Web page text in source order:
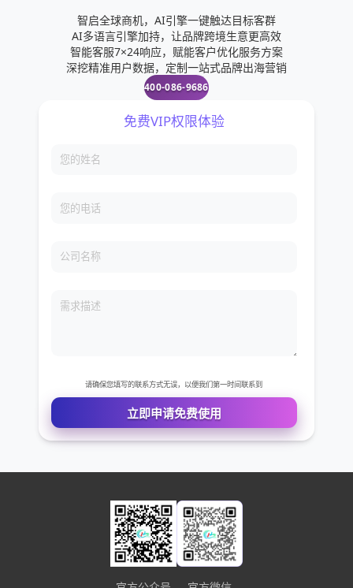
智启全球商机，AI引擎一键触达目标客群
AI多语言引擎加持，让品牌跨境生意更高效
智能客服7×24响应，赋能客户优化服务方案
深挖精准用户数据，定制一站式品牌出海营销
400-086-9686
公司名称